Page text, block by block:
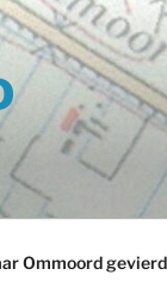
Ommoord